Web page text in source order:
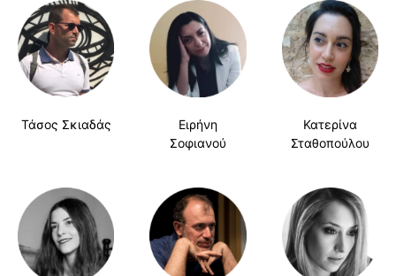
Τάσος Σκιαδάς
Ειρήνη
Σοφιανού
Κατερίνα
Σταθοπούλου